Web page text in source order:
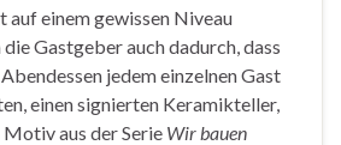
auf einem gewissen Niveau
Gastgeber auch dadurch, dass
jedem einzelnen Gast
einen signierten Keramikteller,
aus der Serie Wir bauen